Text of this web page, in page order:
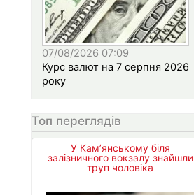
07/08/2026 07:09
Курс валют на 7 серпня 2026
року
Топ переглядів
У Кам’янському біля
залізничного вокзалу знайшли
труп чоловіка